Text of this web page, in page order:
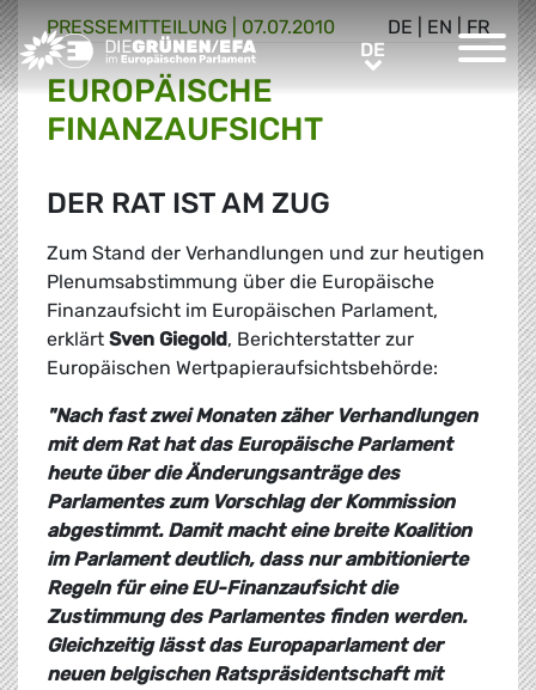
Greens/EFA Home DEDE
DE EN FR
PRESSE­MITTEILUNG 07.07.2010
EUROPÄISCHE
FINANZAUFSICHT
DER RAT IST AM ZUG
Zum Stand der Verhandlungen und zur heutigen
Plenumsabstimmung über die Europäische
Finanzaufsicht im Europäischen Parlament,
erklärt Sven Giegold, Berichterstatter zur
Europäischen Wertpapieraufsichtsbehörde:
"Nach fast zwei Monaten zäher Verhandlungen
mit dem Rat hat das Europäische Parlament
heute über die Änderungsanträge des
Parlamentes zum Vorschlag der Kommission
abgestimmt. Damit macht eine breite Koalition
im Parlament deutlich, dass nur ambitionierte
Regeln für eine EU-Finanzaufsicht die
Zustimmung des Parlamentes finden werden.
Gleichzeitig lässt das Europaparlament der
neuen belgischen Ratspräsidentschaft mit